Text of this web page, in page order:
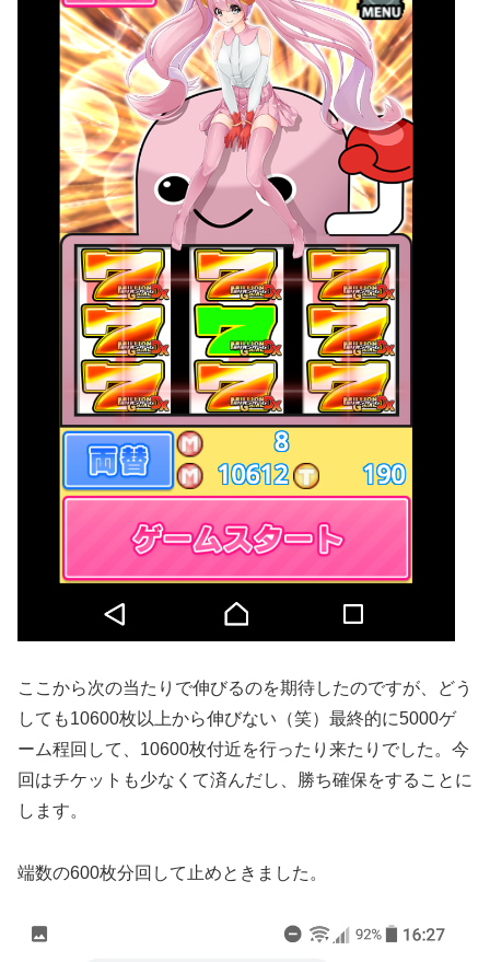
ここから次の当たりで伸びるのを期待したのですが、どう
しても10600枚以上から伸びない（笑） 最終的に5000ゲ
ーム程回して、10600枚付近を行ったり来たりでした。 今
回はチケットも少なくて済んだし、勝ち確保をすることに
します。
端数の600枚分回して止めときました。